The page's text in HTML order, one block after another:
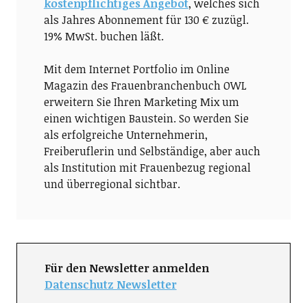
kostenpflichtiges Angebot, welches sich
als Jahres Abonnement für 130 € zuzügl.
19% MwSt. buchen läßt.
Mit dem Internet Portfolio im Online
Magazin des Frauenbranchenbuch OWL
erweitern Sie Ihren Marketing Mix um
einen wichtigen Baustein. So werden Sie
als erfolgreiche Unternehmerin,
Freiberuflerin und Selbständige, aber auch
als Institution mit Frauenbezug regional
und überregional sichtbar.
Für den Newsletter anmelden
Datenschutz Newsletter